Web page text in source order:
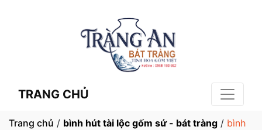
TRANG CHỦ
Trang chủ / bình hút tài lộc gốm sứ - bát tràng / bình